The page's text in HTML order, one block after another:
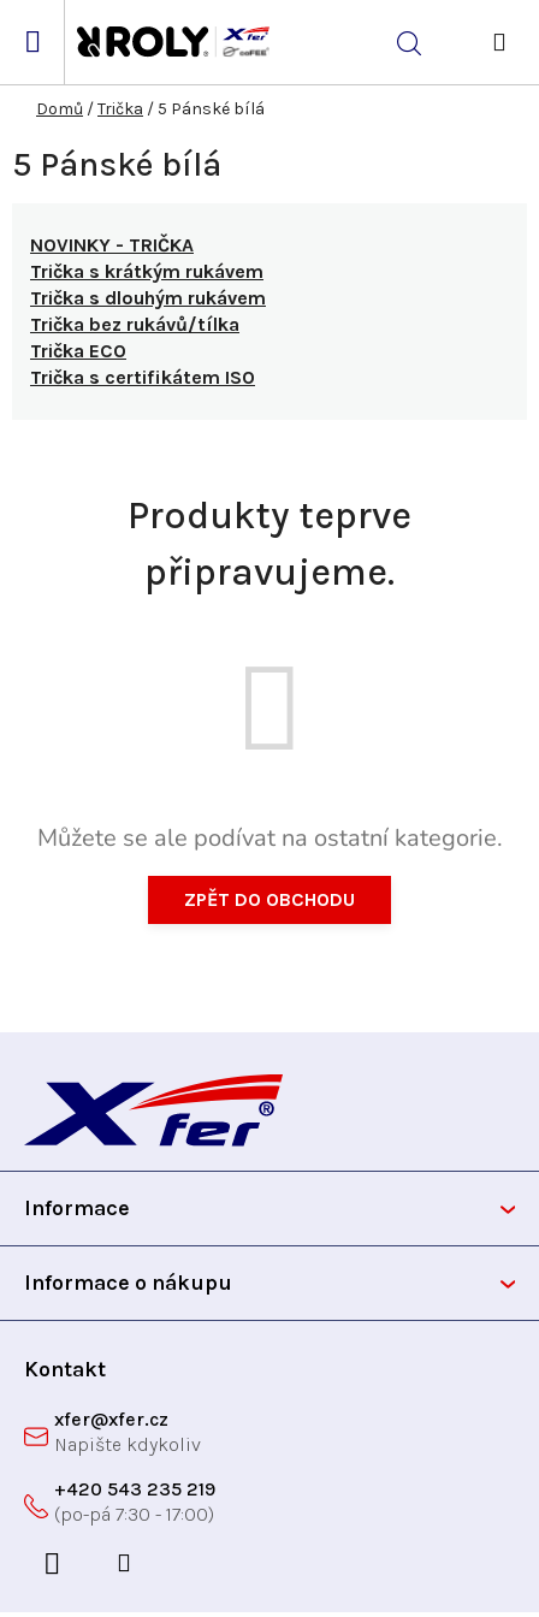
Hledat
Domů /Trička / 5 Pánské bílá
5 Pánské bílá
NOVINKY - TRIČKA
Trička s krátkým rukávem
Trička s dlouhým rukávem
Trička bez rukávů/tílka
Trička ECO
Trička s certifikátem ISO
Produkty teprve
připravujeme.
Můžete se ale podívat na ostatní kategorie.
ZPĚT DO OBCHODU
p
Informace
Informace o nákupu
Kontakt
xfer@xfer.cz
+420 543 235 219